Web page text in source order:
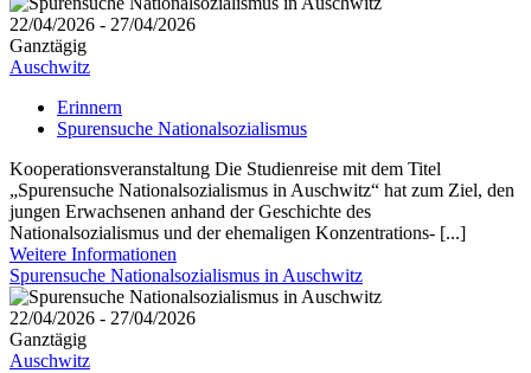
22/04/2026 - 27/04/2026
Ganztägig
Auschwitz
Erinnern
Spurensuche Nationalsozialismus
Kooperationsveranstaltung Die Studienreise mit dem Titel
„Spurensuche Nationalsozialismus in Auschwitz“ hat zum Ziel, den
jungen Erwachsenen anhand der Geschichte des
Nationalsozialismus und der ehemaligen Konzentrations- [...]
Weitere Informationen
Spurensuche Nationalsozialismus in Auschwitz
22/04/2026 - 27/04/2026
Ganztägig
Auschwitz